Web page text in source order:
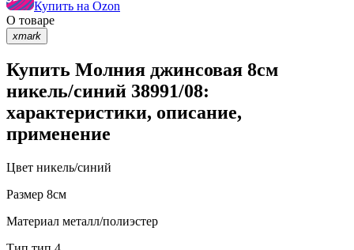
Купить на Ozon
О товаре
xmark
Купить Молния джинсовая 8см
никель/синий 38991/08:
характеристики, описание,
применение
Цвет никель/синий
Размер 8см
Материал металл/полиэстер